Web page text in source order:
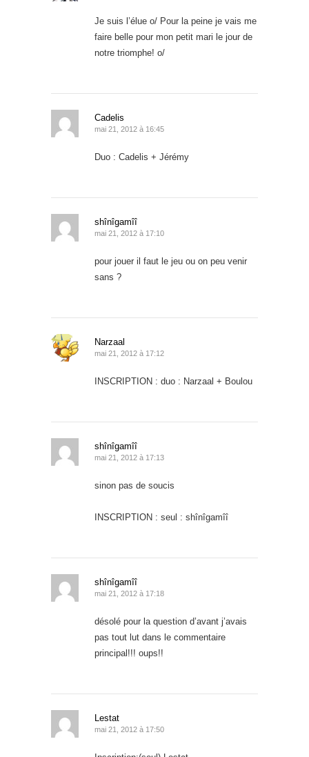
Je suis l’élue o/ Pour la peine je vais me
faire belle pour mon petit mari le jour de
notre triomphe! o/
Cadelis
mai 21, 2012 à 16:45
Duo : Cadelis + Jérémy
shînîgamîî
mai 21, 2012 à 17:10
pour jouer il faut le jeu ou on peu venir
sans ?
Narzaal
mai 21, 2012 à 17:12
INSCRIPTION : duo : Narzaal + Boulou
shînîgamîî
mai 21, 2012 à 17:13
sinon pas de soucis
INSCRIPTION : seul : shînîgamîî
shînîgamîî
mai 21, 2012 à 17:18
désolé pour la question d’avant j’avais
pas tout lut dans le commentaire
principal!!! oups!!
Lestat
mai 21, 2012 à 17:50